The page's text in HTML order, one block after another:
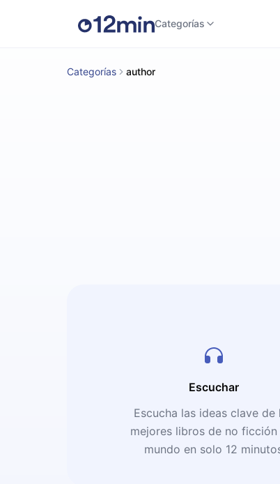
Categorías
Categorías author
Escuchar
Escucha las ideas clave de
mejores libros de no ficción
mundo en solo 12